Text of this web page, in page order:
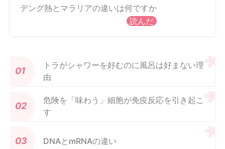
デング熱とマラリアの違いは何ですか
読んだ
トラがシャワーを好むのに風呂は好まない理
由
危険を「味わう」細胞が免疫反応を引き起こ
す
DNAとmRNAの違い